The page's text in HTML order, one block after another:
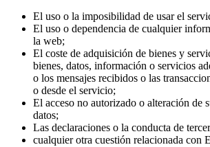
El uso o la imposibilidad de usar el
El uso o dependencia de cualquier
la web;
El coste de adquisición de bienes y
bienes, datos, información o servicios
o los mensajes recibidos o las
o desde el servicio;
El acceso no autorizado o alteración de
datos;
Las declaraciones o la conducta de
cualquier otra cuestión relacionada con